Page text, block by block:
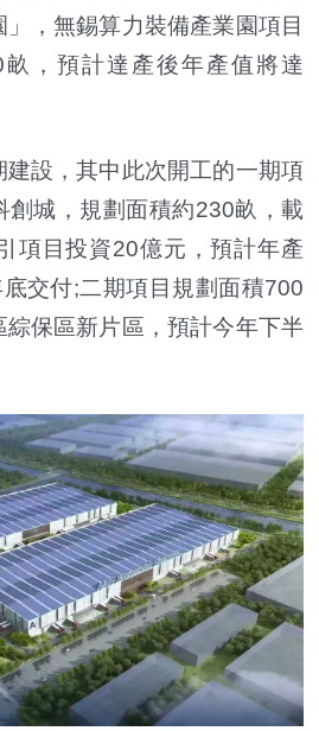
，無錫算力裝備產業園項目
，預計達產後年產值將達
設，其中此次開工的一期項
創城，規劃面積約230畝，載
項目投資20億元，預計年產
交付;二期項目規劃面積700
保區新片區，預計今年下半